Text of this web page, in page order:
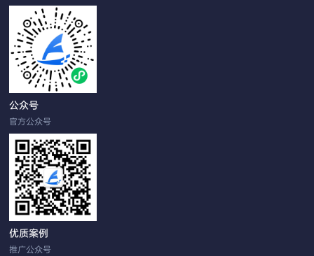
公众号
官方公众号
优质案例
推广公众号